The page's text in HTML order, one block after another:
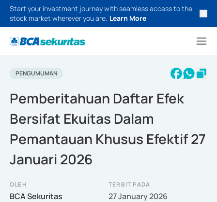
Start your investment journey with seamless access to the
stock market wherever you are. Learn More
PENGUMUMAN
Pemberitahuan Daftar Efek
Bersifat Ekuitas Dalam
Pemantauan Khusus Efektif 27
Januari 2026
OLEH
BCA Sekuritas
TERBIT PADA
27 January 2026